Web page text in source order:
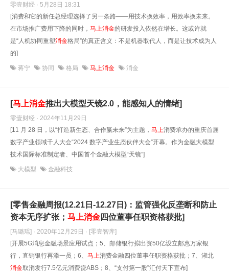
零壹财经 · 5月28日 18:31
[消费和它的新任总经理选择了另一条路——用技术换效率，用效率换未来。
在市场推广费用下降的同时， 马上消金的研发投入依然在增长。这或许就
是“人机协同重塑消金格局”的真正含义：不是机器取代人，而是让技术成为人
的]
蒋宁 协同 格局 马上消金 消金
[马上消金推出大模型天镜2.0，能感知人的情绪]
零壹财经 · 2024年11月29日
[11 月 28 日，以“打造新生态、合作赢未来”为主题， 马上消费承办的重庆首届
数字产业领域千人大会“2024 数字产业生态伙伴大会”开幕。作为金融大模型
技术国际标准制定者、中国首个金融大模型“天镜”]
大模型 金融科技
[零售金融周报(12.21日-12.27日)：监管强化反垄断和防止
资本无序扩张； 马上消金四位董事任职资格获批]
[马璐瑶] · 2020年12月29日 · [零壹智库]
[开展5G消息金融场景应用试点；5、邮储银行拟出资50亿设立邮惠万家银
行，直销银行再添一员；6、 马上消费金融四位董事任职资格获批；7、湖北
消金取消发行7.5亿元消费贷ABS；8、“支付第一股”汇付天下宣布]